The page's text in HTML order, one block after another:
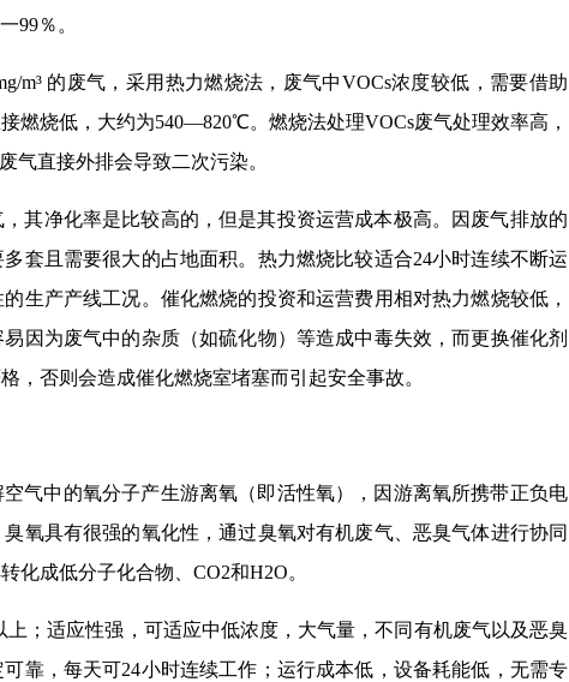
99％。
m³ 的废气，采用热力燃烧法，废气中VOCs浓度较低，需要借助
燃烧低，大约为540—820℃。燃烧法处理VOCs废气处理效率高，
气直接外排会导致二次污染。
其净化率是比较高的，但是其投资运营成本极高。因废气排放的
套且需要很大的占地面积。热力燃烧比较适合24小时连续不断运
生产产线工况。催化燃烧的投资和运营费用相对热力燃烧较低，
因为废气中的杂质（如硫化物）等造成中毒失效，而更换催化剂
，否则会造成催化燃烧室堵塞而引起安全事故。
气中的氧分子产生游离氧（即活性氧），因游离氧所携带正负电
氧具有很强的氧化性，通过臭氧对有机废气、恶臭气体进行协同
化成低分子化合物、CO2和H2O。
；适应性强，可适应中低浓度，大气量，不同有机废气以及恶臭
靠，每天可24小时连续工作；运行成本低，设备耗能低，无需专